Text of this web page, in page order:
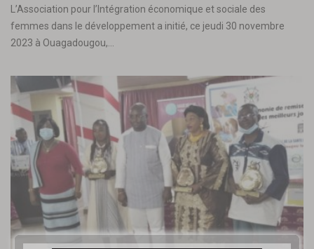
L’Association pour l’Intégration économique et sociale des
femmes dans le développement a initié, ce jeudi 30 novembre
2023 à Ouagadougou,…